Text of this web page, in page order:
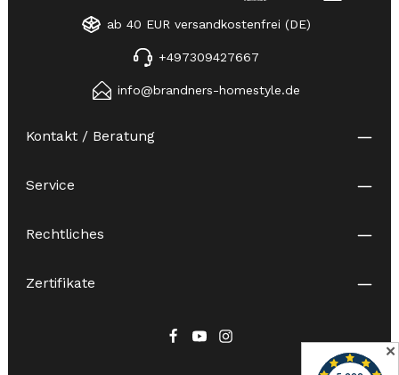
ab 40 EUR versandkostenfrei (DE)
+497309427667
info@brandners-homestyle.de
Kontakt / Beratung
Service
Rechtliches
Zertifikate
✕